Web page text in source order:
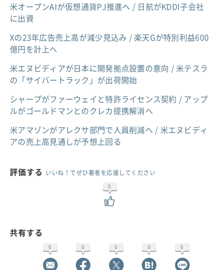
米オープンAIが仮想通貨PJ推進へ / 日航がKDDI子会社
に出資
Xの23年広告売上高が減少見込み / 楽天Gが特別利益600
億円を計上へ
米エヌビディアが日本に開発拠点設置の意向 / 米テスラ
の「サイバートラック」が出荷開始
シャープがファーウェイと特許ライセンス契約 / アップ
ルがゴールドマンとのクレカ提携解消へ
米アマゾンがアレクサ部門で人員削減へ / 米エヌビディ
アの売上高見通しが予想上回る
評価する いいね！でぜひ著者を応援してください
0
共有する
0 0 0 0 0